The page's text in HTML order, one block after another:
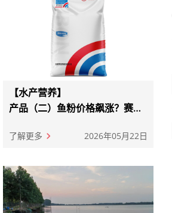
【水产营养】
产品（二）鱼粉价格飙涨？赛渔
的鱼粉行情
了解更多 2026年05月22日